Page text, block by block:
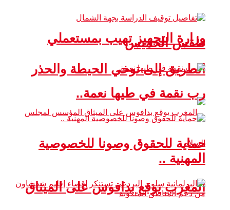
وزارة التجهيز تهيب بمستعملي
الطريق إلى توخي الحيطة والحذر
المغرب يوقع بدافوس على الميثاق
طقس الخميس
رب نقمة في طيها نعمة..
حماية للحقوق وصونا للخصوصية
المهنية ..